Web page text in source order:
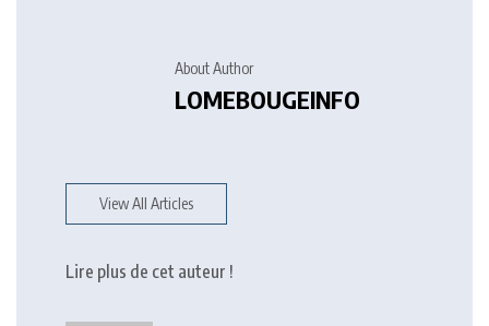
About Author
LOMEBOUGEINFO
View All Articles
Lire plus de cet auteur !